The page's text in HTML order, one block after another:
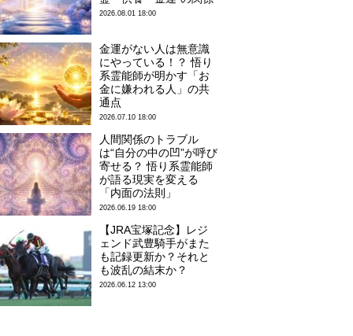
2026.08.01 18:00
金運がない人は無意識
にやっている！？ 悟り
系霊能師が明かす「お
金に嫌われる人」の共
通点
2026.07.10 18:00
人間関係のトラブル
は“自分の中の凹”が呼び
寄せる？ 悟り系霊能師
が語る現実を変える
「内面の法則」
2026.06.19 18:00
【JRA宝塚記念】レジ
ェンド武豊騎手がまた
も記録更新か？それと
も波乱の結末か？
2026.06.12 13:00